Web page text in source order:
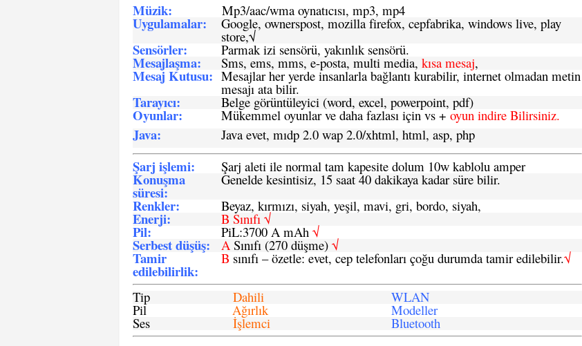
Müzik: Mp3/aac/wma oynatıcısı, mp3, mp4
Uygulamalar: Google, ownerspost, mozilla firefox, cepfabrika, windows live, play
store,√
Sensörler: Parmak izi sensörü, yakınlık sensörü.
Mesajlaşma: Sms, ems, mms, e-posta, multi media, kısa mesaj,
Mesaj Kutusu: Mesajlar her yerde insanlarla bağlantı kurabilir, internet olmadan metin
mesajı ata bilir.
Tarayıcı: Belge görüntüleyici (word, excel, powerpoint, pdf)
Oyunlar: Mükemmel oyunlar ve daha fazlası için vs +oyun indire Bilirsiniz.
Java: Java evet, mıdp 2.0 wap 2.0/xhtml, html, asp, php
Şarj işlemi: Şarj aleti ile normal tam kapesite dolum 10w kablolu amper
Konuşma
süresi:
Genelde kesintisiz, 15 saat 40 dakikaya kadar süre bilir.
Renkler: Beyaz, kırmızı, siyah, yeşil, mavi, gri, bordo, siyah,
Enerji: B Sınıfı √
Pil: PiL:3700 A mAh √
Serbest düşüş: ASınıfı (270 düşme) √
Tamir
edilebilirlik:
B sınıfı – özetle: evet, cep telefonları çoğu durumda tamir edilebilir.√
Tip Dahili WLAN
Pil Ağırlık Modeller
Ses İşlemci Bluetooth